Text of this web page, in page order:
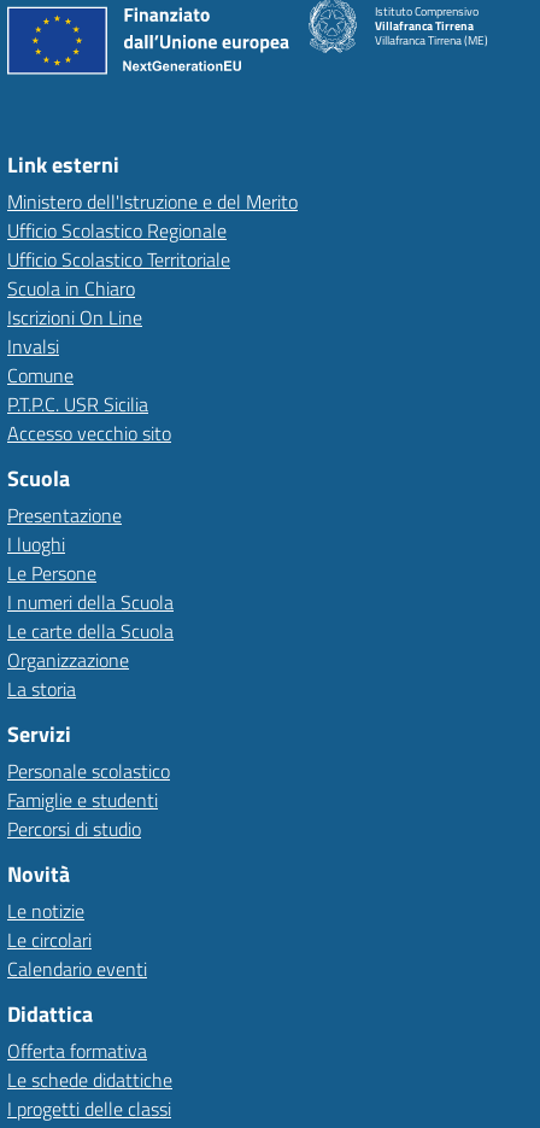
Istituto Comprensivo
Villafranca Tirrena
Villafranca Tirrena (ME)
Link esterni
Ministero dell'Istruzione e del Merito
Ufficio Scolastico Regionale
Ufficio Scolastico Territoriale
Scuola in Chiaro
Iscrizioni On Line
Invalsi
Comune
P.T.P.C. USR Sicilia
Accesso vecchio sito
Scuola
Presentazione
I luoghi
Le Persone
I numeri della Scuola
Le carte della Scuola
Organizzazione
La storia
Servizi
Personale scolastico
Famiglie e studenti
Percorsi di studio
Novità
Le notizie
Le circolari
Calendario eventi
Didattica
Offerta formativa
Le schede didattiche
I progetti delle classi